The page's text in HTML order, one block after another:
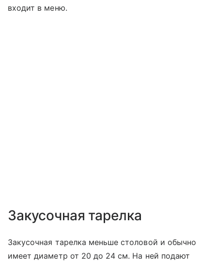
входит в меню.
Закусочная тарелка
Закусочная тарелка меньше столовой и обычно
имеет диаметр от 20 до 24 см. На ней подают